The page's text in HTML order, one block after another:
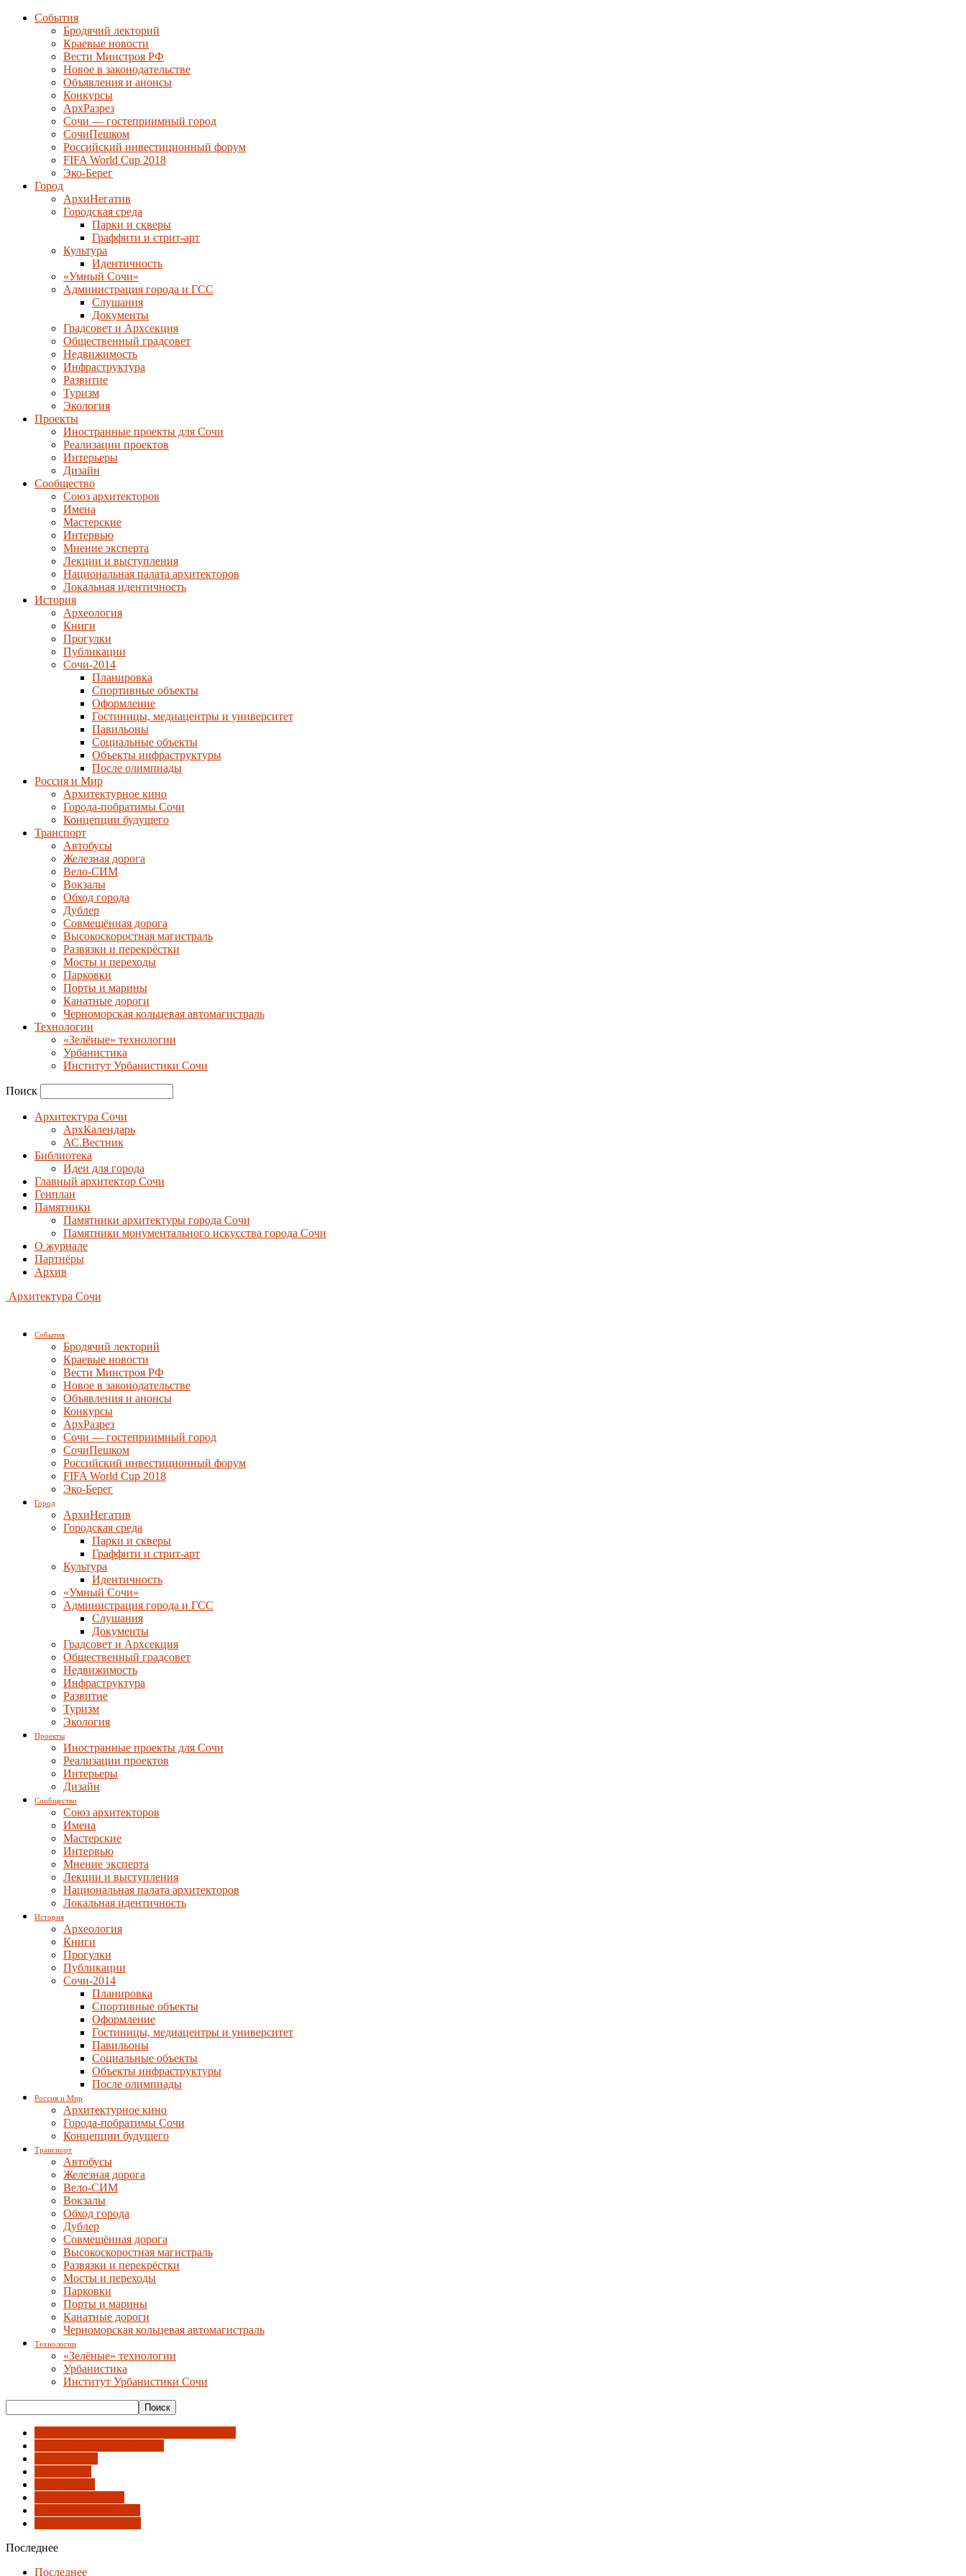
События
Бродячий лекторий
Краевые новости
Вести Минстроя РФ
Новое в законодательстве
Объявления и анонсы
Конкурсы
АрхРазрез
Сочи — гостеприимный город
СочиПешком
Российский инвестиционный форум
FIFA World Cup 2018
Эко-Берег
Город
АрхиНегатив
Городская среда
Парки и скверы
Граффити и стрит-арт
Культура
Идентичность
«Умный Сочи»
Администрация города и ГСС
Слушания
Документы
Градсовет и Архсекция
Общественный градсовет
Недвижимость
Инфраструктура
Развитие
Туризм
Экология
Проекты
Иностранные проекты для Сочи
Реализации проектов
Интерьеры
Дизайн
Сообщество
Союз архитекторов
Имена
Мастерские
Интервью
Мнение эксперта
Лекции и выступления
Национальная палата архитекторов
Локальная идентичность
История
Археология
Книги
Прогулки
Публикации
Сочи-2014
Планировка
Спортивные объекты
Оформление
Гостиницы, медиацентры и университет
Павильоны
Социальные объекты
Объекты инфраструктуры
После олимпиады
Россия и Мир
Архитектурное кино
Города-побратимы Сочи
Концепции будущего
Транспорт
Автобусы
Железная дорога
Вело-СИМ
Вокзалы
Обход города
Дублер
Совмещённая дорога
Высокоскоростная магистраль
Развязки и перекрёстки
Мосты и переходы
Парковки
Порты и марины
Канатные дороги
Черноморская кольцевая автомагистраль
Технологии
«Зелёные» технологии
Урбанистика
Институт Урбанистики Сочи
Поиск
Архитектура Сочи
АрхКалендарь
АС.Вестник
Библиотека
Идеи для города
Главный архитектор Сочи
Генплан
Памятники
Памятники архитектуры города Сочи
Памятники монументального искусства города Сочи
О журнале
Партнёры
Архив
Архитектура Сочи
События
Бродячий лекторий
Краевые новости
Вести Минстроя РФ
Новое в законодательстве
Объявления и анонсы
Конкурсы
АрхРазрез
Сочи — гостеприимный город
СочиПешком
Российский инвестиционный форум
FIFA World Cup 2018
Эко-Берег
Город
АрхиНегатив
Городская среда
Парки и скверы
Граффити и стрит-арт
Культура
Идентичность
«Умный Сочи»
Администрация города и ГСС
Слушания
Документы
Градсовет и Архсекция
Общественный градсовет
Недвижимость
Инфраструктура
Развитие
Туризм
Экология
Проекты
Иностранные проекты для Сочи
Реализации проектов
Интерьеры
Дизайн
Сообщество
Союз архитекторов
Имена
Мастерские
Интервью
Мнение эксперта
Лекции и выступления
Национальная палата архитекторов
Локальная идентичность
История
Археология
Книги
Прогулки
Публикации
Сочи-2014
Планировка
Спортивные объекты
Оформление
Гостиницы, медиацентры и университет
Павильоны
Социальные объекты
Объекты инфраструктуры
После олимпиады
Россия и Мир
Архитектурное кино
Города-побратимы Сочи
Концепции будущего
Транспорт
Автобусы
Железная дорога
Вело-СИМ
Вокзалы
Обход города
Дублер
Совмещённая дорога
Высокоскоростная магистраль
Развязки и перекрёстки
Мосты и переходы
Парковки
Порты и марины
Канатные дороги
Черноморская кольцевая автомагистраль
Технологии
«Зелёные» технологии
Урбанистика
Институт Урбанистики Сочи
Последнее
Последнее